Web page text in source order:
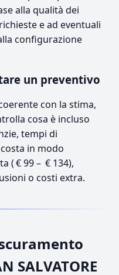
alla qualità dei
e ad eventuali
configurazione
un preventivo
con la stima,
cosa è incluso
tempi di
in modo
( € 99 – € 134),
o costi extra.
SALVATORE